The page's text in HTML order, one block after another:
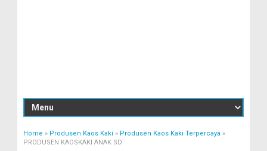
Home » Produsen Kaos Kaki » Produsen Kaos Kaki Terpercaya »
PRODUSEN KAOSKAKI ANAK SD